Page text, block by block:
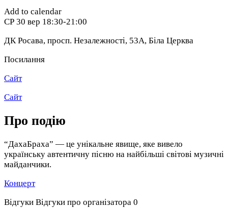
Add to calendar
СР 30 вер 18:30-21:00
ДК Росава, просп. Незалежності, 53А, Біла Церква
Посилання
Сайт
Сайт
Про подію
“ДахаБраха” — це унікальне явище, яке вивело
українську автентичну пісню на найбільші світові музичні
майданчики.
Концерт
Відгуки Відгуки про організатора 0